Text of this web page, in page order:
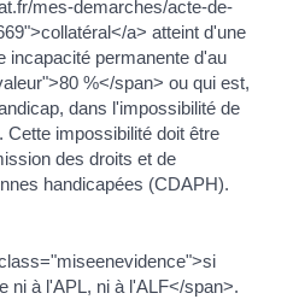
mes-demarches/acte-de-
a> atteint d'une
incapacité permanente d'au
%</span> ou qui est,
dans l'impossibilité de
Cette impossibilité doit être
des droits et de
handicapées (CDAPH).
ni à l'APL, ni à l'ALF</span>.